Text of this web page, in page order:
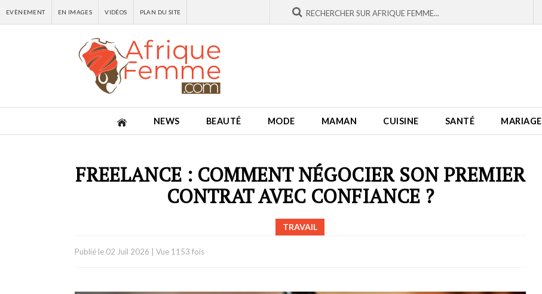
EVÈNEMENT EN IMAGES VIDÉOS PLAN DU SITE
NEWS BEAUTÉ MODE MAMAN CUISINE SANTÉ MARIAGE
FREELANCE : COMMENT NÉGOCIER SON PREMIER
CONTRAT AVEC CONFIANCE ?
TRAVAIL
Publié le 02 Juil 2026 Vue 1153 fois